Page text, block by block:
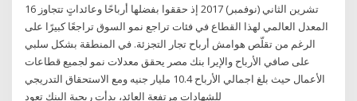
16 تشرين الثاني (نوفمبر) 2017 إذ حققوا بفضلها أرباحًا وعائداتٍ تتجاوز
المعدل العالمي لهذا القطاع في فئات تراجع نمو السوق تراجعًا كبيرًا على
الرغم من تقلّص هوامش أرباح تجار التجزئة. في المنطقة بشكل سلبي
على صافي الأرباح والإيرا بنك مصر يحقق معدلات نمو لجميع قطاعات
الأعمال حيث بلغ اجمالي الأرباح 10.4 مليار جنيه ومع الاستحقاق التدريجي